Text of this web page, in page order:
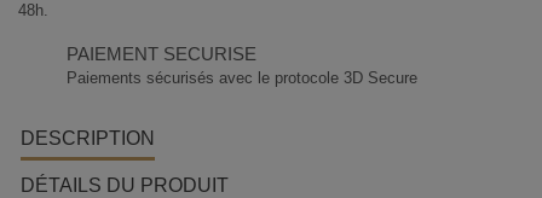
48h.
PAIEMENT SECURISE
Paiements sécurisés avec le protocole 3D Secure
DESCRIPTION
DÉTAILS DU PRODUIT